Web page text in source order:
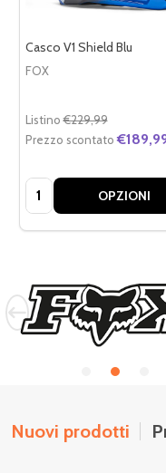
Casco V1 Shield Blu
FOX
Listino €229,99
Prezzo scontato
Quantità: OPZIONI
Nuovi prodotti